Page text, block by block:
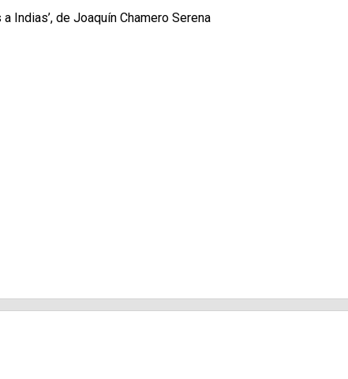
Indias’, de Joaquín Chamero Serena